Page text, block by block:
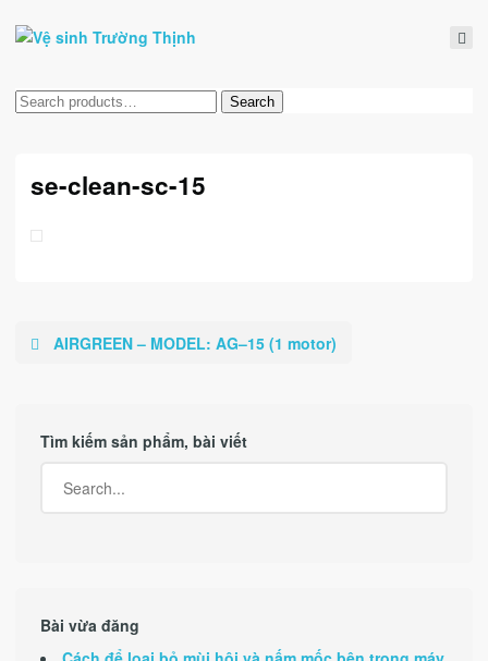
Tìm
Search
se-clean-sc-15
AIRGREEN – MODEL: AG–15 (1 motor)
Tìm kiếm sản phẩm, bài viết
Bài vừa đăng